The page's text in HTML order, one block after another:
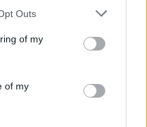
Outs
of my
of my
životního prostředí (SFŽP),
podpory jednat přímo s
krok překvapil, postup
Společnost patří do